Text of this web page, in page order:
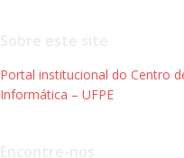
Portal institucional do Centro
Informática – UFPE